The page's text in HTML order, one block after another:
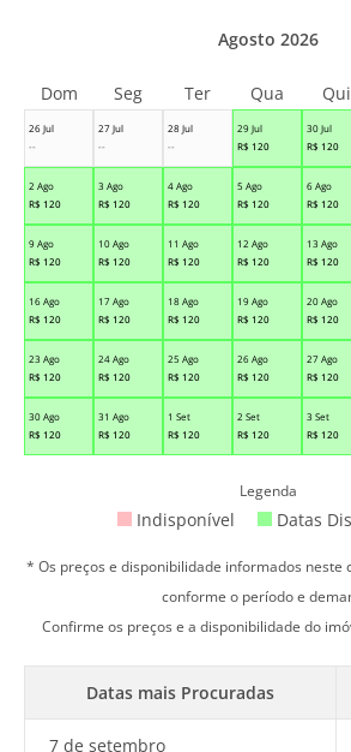
26 Jul
--
27 Jul
--
28 Jul
--
29 Jul
R$ 120
30 Jul
R$ 120
2 Ago
R$ 120
3 Ago
R$ 120
4 Ago
R$ 120
5 Ago
R$ 120
6 Ago
R$ 120
9 Ago
R$ 120
10 Ago
R$ 120
11 Ago
R$ 120
12 Ago
R$ 120
13 Ago
R$ 120
16 Ago
R$ 120
17 Ago
R$ 120
18 Ago
R$ 120
19 Ago
R$ 120
20 Ago
R$ 120
23 Ago
R$ 120
24 Ago
R$ 120
25 Ago
R$ 120
26 Ago
R$ 120
27 Ago
R$ 120
30 Ago
R$ 120
31 Ago
R$ 120
1 Set
R$ 120
2 Set
R$ 120
3 Set
R$ 120
Agosto 2026
Dom Seg Ter Qua Qui
Legenda
Indisponível Datas
* Os preços e disponibilidade informados neste
conforme o período e
Confirme os preços e a disponibilidade do
Datas mais Procuradas
7 de setembro